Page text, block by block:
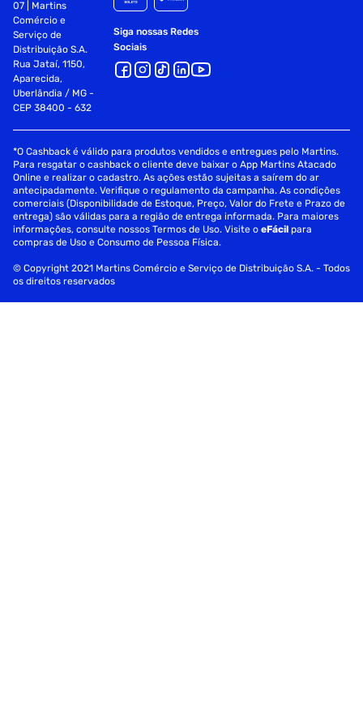
07 | Martins
Comércio e
Serviço de
Distribuição S.A.
Rua Jataí, 1150,
Aparecida,
Uberlândia / MG -
CEP 38400 - 632
Siga nossas Redes
Sociais
*O Cashback é válido para produtos vendidos e entregues pelo Martins.
Para resgatar o cashback o cliente deve baixar o App Martins Atacado
Online e realizar o cadastro. As ações estão sujeitas a saírem do ar
antecipadamente. Verifique o regulamento da campanha. As condições
comerciais (Disponibilidade de Estoque, Preço, Valor do Frete e Prazo de
entrega) são válidas para a região de entrega informada. Para maiores
informações, consulte nossos Termos de Uso. Visite oeFácil para
compras de Uso e Consumo de Pessoa Física.
© Copyright 2021 Martins Comércio e Serviço de Distribuição S.A. - Todos
os direitos reservados